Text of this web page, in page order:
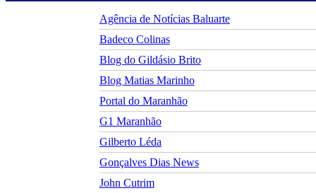
Agência de Notícias Baluarte
Badeco Colinas
Blog do Gildásio Brito
Blog Matias Marinho
Portal do Maranhão
G1 Maranhão
Gilberto Léda
Gonçalves Dias News
John Cutrim